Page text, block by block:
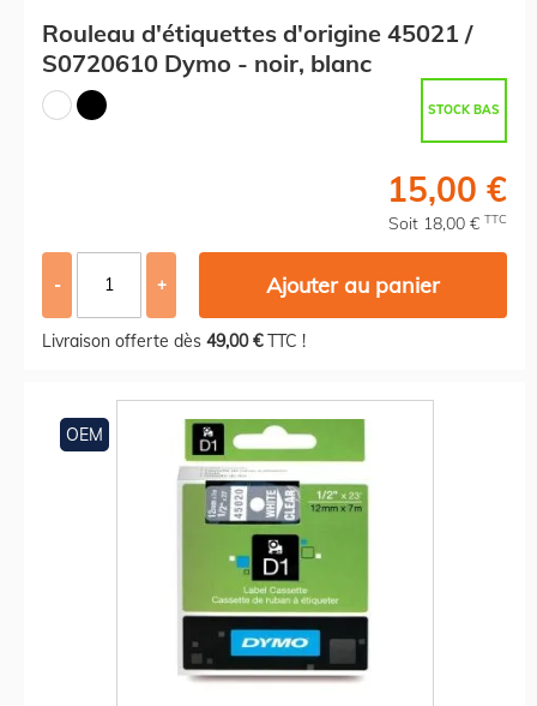
Rouleau d'étiquettes d'origine 45021 /
S0720610 Dymo - noir, blanc
STOCK BAS
15,00 €
Soit 18,00 € TTC
- + Ajouter au panier
Livraison offerte dès 49,00 €TTC !
OEM